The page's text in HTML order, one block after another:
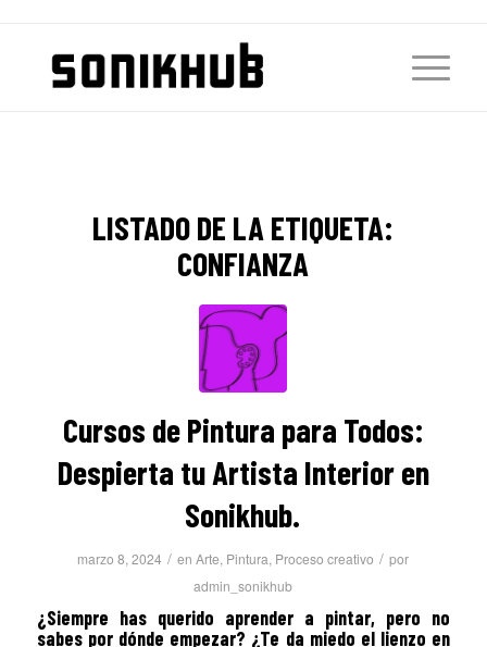
LISTADO DE LA ETIQUETA:
CONFIANZA
Cursos de Pintura para Todos:
Despierta tu Artista Interior en
Sonikhub.
marzo 8, 2024 / enArte, Pintura, Proceso creativo / por
admin_sonikhub
¿Siempre has querido aprender a pintar, pero no
sabes por dónde empezar? ¿Te da miedo el lienzo en